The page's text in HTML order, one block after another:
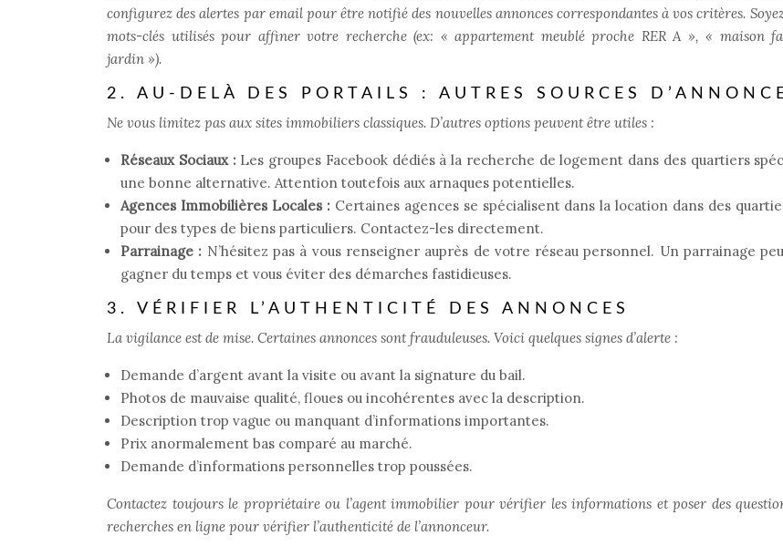
configurez des alertes par email pour être notifié des nouvelles annonces correspondantes à vos critères.
mots-clés utilisés pour affiner votre recherche (ex: « appartement meublé proche RER A », « maison
jardin »).
2. AU-DELÀ DES PORTAILS : AUTRES SOURCES
Ne vous limitez pas aux sites immobiliers classiques. D’autres options peuvent être utiles :
Réseaux Sociaux : Les groupes Facebook dédiés à la recherche de logement dans des quartiers
une bonne alternative. Attention toutefois aux arnaques potentielles.
Agences Immobilières Locales : Certaines agences se spécialisent dans la location dans des
pour des types de biens particuliers. Contactez-les directement.
Parrainage : N’hésitez pas à vous renseigner auprès de votre réseau personnel. Un parrainage
gagner du temps et vous éviter des démarches fastidieuses.
3. VÉRIFIER L’AUTHENTICITÉ DES ANNONCES
La vigilance est de mise. Certaines annonces sont frauduleuses. Voici quelques signes d’alerte :
Demande d’argent avant la visite ou avant la signature du bail.
Photos de mauvaise qualité, floues ou incohérentes avec la description.
Description trop vague ou manquant d’informations importantes.
Prix anormalement bas comparé au marché.
Demande d’informations personnelles trop poussées.
Contactez toujours le propriétaire ou l’agent immobilier pour vérifier les informations et poser des
recherches en ligne pour vérifier l’authenticité de l’annonceur.